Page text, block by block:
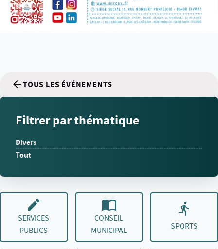
TOUS LES ÉVÉNEMENTS
Filtrer par thématique
Divers
Tout
SERVICES
PUBLICS
CONSEIL
MUNICIPAL
SPORTS